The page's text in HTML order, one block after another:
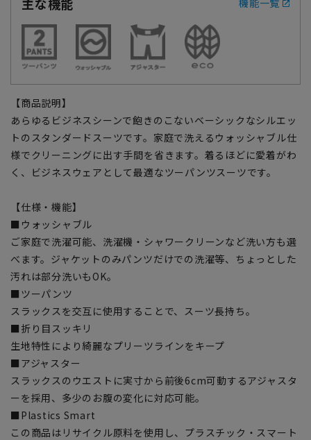
機能一覧
【商品説明】
あらゆるビジネスシーンで飽きのこないベーシックなシルエッ
トのスタンダードスーツです。家庭で洗えるウォッシャブル仕
様でクリーニングに出す手間を省きます。着るほどに愛着がわ
く、ビジネスウェアとして最適なツーパンツスーツです。
【仕様・機能】
■ウォッシャブル
ご家庭で洗濯可能、洗濯機・シャワークリーンなど洗い方も選
べます。ジャケットのみパンツだけでの洗濯等、ちょっとした
汚れは部分洗いもOK。
■ツーパンツ
スラックスを交互に使用することで、スーツ長持ち。
■折り目スッキリ
生地特性により綺麗なプリーツラインをキープ
■アジャスター
スラックスのウエストに実寸から前後6cm可動するアジャスタ
ーを採用、多少のお腹の変化に対応可能。
■Plastics Smart
この商品はリサイクル原料を使用し、プラスチック・スマート